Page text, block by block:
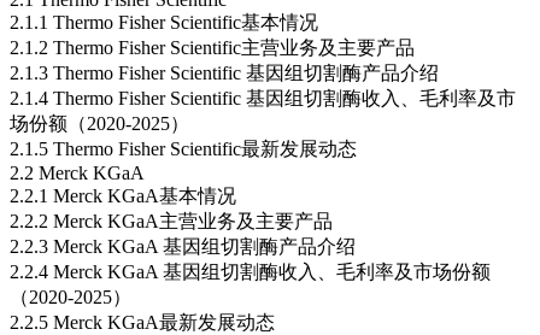
2.1.1 Thermo Fisher Scientific基本情况
2.1.2 Thermo Fisher Scientific主营业务及主要产品
2.1.3 Thermo Fisher Scientific 基因组切割酶产品介绍
2.1.4 Thermo Fisher Scientific 基因组切割酶收入、毛利率及市
场份额（2020-2025）
2.1.5 Thermo Fisher Scientific最新发展动态
2.2 Merck KGaA
2.2.1 Merck KGaA基本情况
2.2.2 Merck KGaA主营业务及主要产品
2.2.3 Merck KGaA 基因组切割酶产品介绍
2.2.4 Merck KGaA 基因组切割酶收入、毛利率及市场份额
（2020-2025）
2.2.5 Merck KGaA最新发展动态